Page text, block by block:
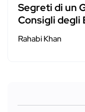
Segreti di un
Consigli degli
Rahabi Khan